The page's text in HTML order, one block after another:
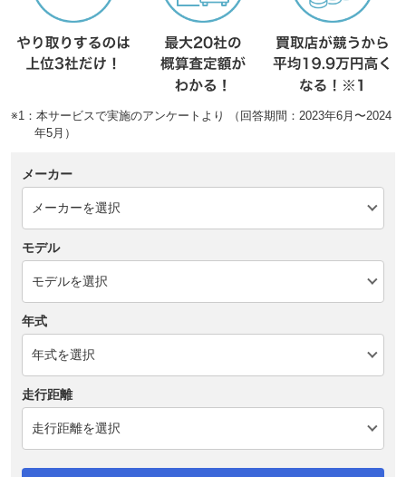
※1：本サービスで実施のアンケートより （回答期間：2023年6月〜2024
年5月）
メーカー
モデル
年式
走行距離